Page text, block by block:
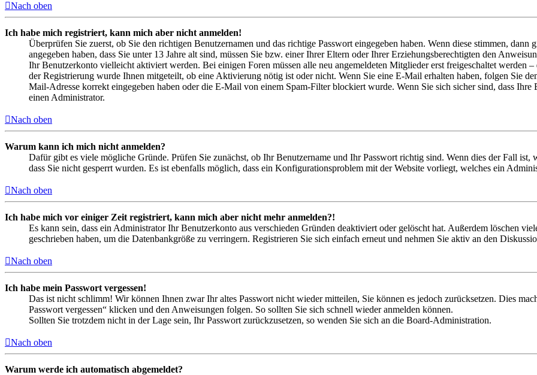
Nach oben
Ich habe mich registriert, kann mich aber nicht anmelden!
Überprüfen Sie zuerst, ob Sie den richtigen Benutzernamen und das richtige Passwort eingegeben haben. Wenn diese stimmen, dann
angegeben haben, dass Sie unter 13 Jahre alt sind, müssen Sie bzw. einer Ihrer Eltern oder Ihrer Erziehungsberechtigten den
Ihr Benutzerkonto vielleicht aktiviert werden. Bei einigen Foren müssen alle neu angemeldeten Mitglieder erst freigeschaltet werden
der Registrierung wurde Ihnen mitgeteilt, ob eine Aktivierung nötig ist oder nicht. Wenn Sie eine E-Mail erhalten haben, folgen Sie
Mail-Adresse korrekt eingegeben haben oder die E-Mail von einem Spam-Filter blockiert wurde. Wenn Sie sich sicher sind, dass
einen Administrator.
Nach oben
Warum kann ich mich nicht anmelden?
Dafür gibt es viele mögliche Gründe. Prüfen Sie zunächst, ob Ihr Benutzername und Ihr Passwort richtig sind. Wenn dies der Fall ist,
dass Sie nicht gesperrt wurden. Es ist ebenfalls möglich, dass ein Konfigurationsproblem mit der Website vorliegt, welches ein
Nach oben
Ich habe mich vor einiger Zeit registriert, kann mich aber nicht mehr anmelden?!
Es kann sein, dass ein Administrator Ihr Benutzerkonto aus verschieden Gründen deaktiviert oder gelöscht hat. Außerdem löschen
geschrieben haben, um die Datenbankgröße zu verringern. Registrieren Sie sich einfach erneut und nehmen Sie aktiv an den
Nach oben
Ich habe mein Passwort vergessen!
Das ist nicht schlimm! Wir können Ihnen zwar Ihr altes Passwort nicht wieder mitteilen, Sie können es jedoch zurücksetzen. Dies
Passwort vergessen“ klicken und den Anweisungen folgen. So sollten Sie sich schnell wieder anmelden können.
Sollten Sie trotzdem nicht in der Lage sein, Ihr Passwort zurückzusetzen, so wenden Sie sich an die Board-Administration.
Nach oben
Warum werde ich automatisch abgemeldet?